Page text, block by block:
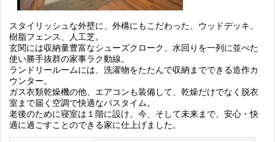
スタイリッシュな外壁に、外構にもこだわった、ウッドデッキ、
樹脂フェンス、人工芝。
玄関には収納量豊富なシューズクローク、水回りを一列に並べた
使い勝手抜群の家事ラク動線。
ランドリールームには、洗濯物をたたんで収納までできる造作カ
ウンター。
ガス衣類乾燥機の他、エアコンも装備して、乾燥だけでなく脱衣
室まで届く空調で快適なバスタイム。
老後のために寝室は１階に設け、今、そして未来まで、安心・快
適に過ごすことのできる家に仕上げました。